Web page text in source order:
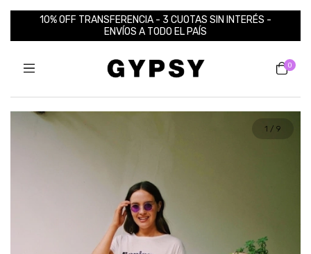
10% OFF TRANSFERENCIA - 3 CUOTAS SIN INTERÉS -
ENVÍOS A TODO EL PAÍS
0
1 / 9